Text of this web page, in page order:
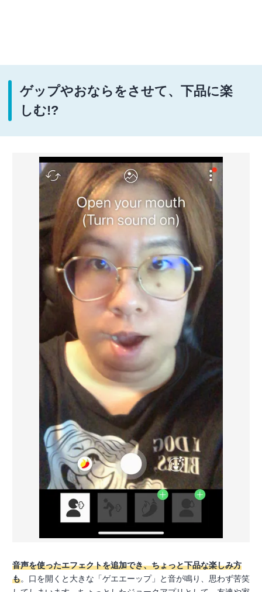
ゲップやおならをさせて、下品に楽
しむ!?
音声を使ったエフェクトを追加でき、ちょっと下品な楽しみ方
も。口を開くと大きな「ゲエエーップ」と音が鳴り、思わず苦笑